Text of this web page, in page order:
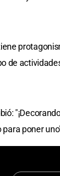
de
poner